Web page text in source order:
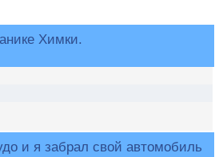
Химки.
и я забрал свой автомобиль